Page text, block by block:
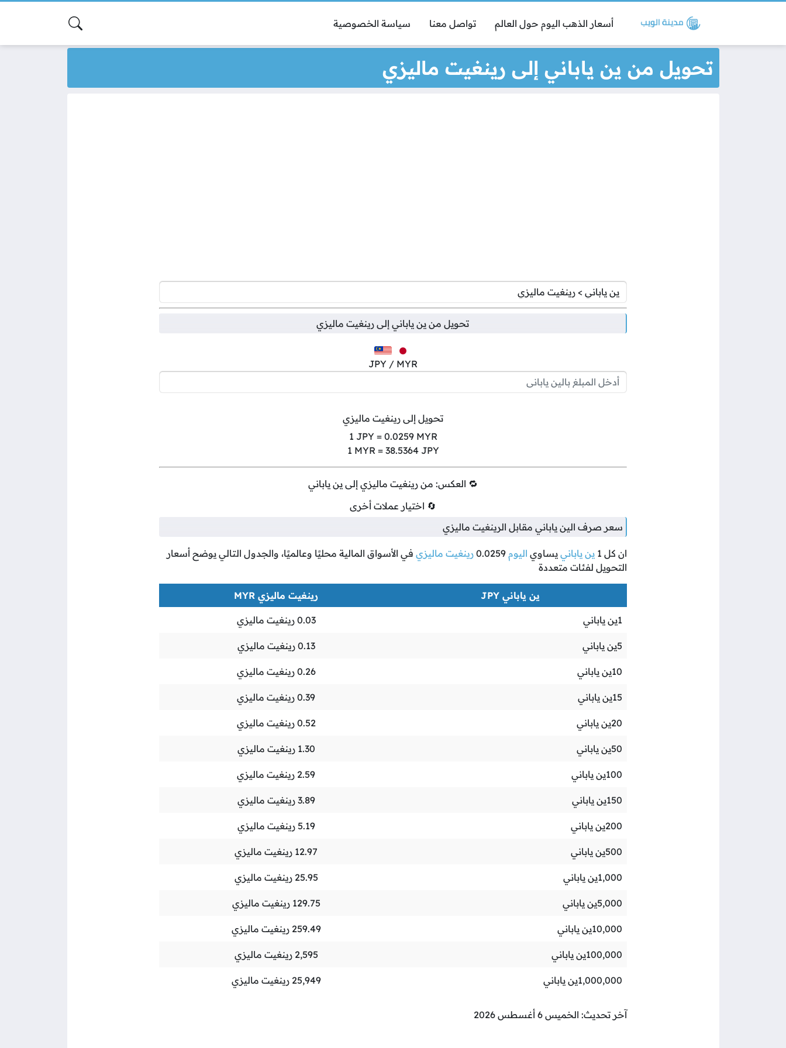
أسعار الذهب اليوم حول العالم تواصل معنا سياسة الخصوصية
تحويل من ين ياباني إلى رينغيت ماليزي
تحويل منين ياباني إلىرينغيت ماليزي
JPY / MYR
تحويل إلى رينغيت ماليزي
1 JPY = 0.0259MYR
1 MYR = 38.5364JPY
🔁 العكس: من رينغيت ماليزي إلى ين ياباني
🔄 اختيار عملات أخرى
سعر صرف الين ياباني مقابل الرينغيت ماليزي
ان كل 1 ين ياباني يساوي اليوم 0.0259 رينغيت ماليزي في الأسواق المالية محليًا وعالميًا، والجدول التالي يوضح أسعار
التحويل لفئات متعددة
ين ياباني JPY رينغيت ماليزي MYR
1ين ياباني 0.03 رينغيت ماليزي
5ين ياباني 0.13 رينغيت ماليزي
10ين ياباني 0.26 رينغيت ماليزي
15ين ياباني 0.39 رينغيت ماليزي
20ين ياباني 0.52 رينغيت ماليزي
50ين ياباني 1.30 رينغيت ماليزي
100ين ياباني 2.59 رينغيت ماليزي
150ين ياباني 3.89 رينغيت ماليزي
200ين ياباني 5.19 رينغيت ماليزي
500ين ياباني 12.97 رينغيت ماليزي
1,000ين ياباني 25.95 رينغيت ماليزي
5,000ين ياباني 129.75 رينغيت ماليزي
10,000ين ياباني 259.49 رينغيت ماليزي
100,000ين ياباني 2,595 رينغيت ماليزي
1,000,000ين ياباني 25,949 رينغيت ماليزي
آخر تحديث: الخميس 6 أغسطس 2026